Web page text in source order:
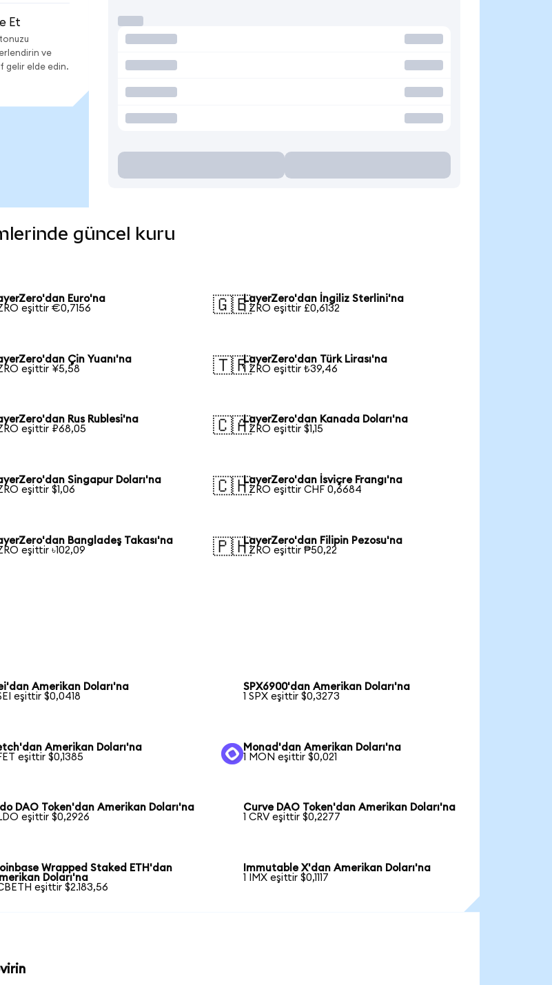
Et
ve
gelir elde edin.
güncel kuru
Euro'na
eşittir €0,7156
🇬🇧LayerZero'dan İngiliz Sterlini'na
1 ZRO eşittir £0,6132
Çin Yuanı'na
eşittir ¥5,58
🇹🇷LayerZero'dan Türk Lirası'na
1 ZRO eşittir ₺39,46
Rus Rublesi'na
eşittir ₽68,05
🇨🇦LayerZero'dan Kanada Doları'na
1 ZRO eşittir $1,15
Singapur Doları'na
eşittir $1,06
🇨🇭LayerZero'dan İsviçre Frangı'na
1 ZRO eşittir CHF 0,6684
Bangladeş Takası'na
eşittir ৳102,09
🇵🇭LayerZero'dan Filipin Pezosu'na
1 ZRO eşittir ₱50,22
Amerikan Doları'na
eşittir $0,0418
SPX6900'dan Amerikan Doları'na
1 SPX eşittir $0,3273
Amerikan Doları'na
eşittir $0,1385
Monad'dan Amerikan Doları'na
1 MON eşittir $0,021
DAO Token'dan Amerikan Doları'na
eşittir $0,2926
Curve DAO Token'dan Amerikan Doları'na
1 CRV eşittir $0,2277
Wrapped Staked ETH'dan
Doları'na
eşittir $2.183,56
Immutable X'dan Amerikan Doları'na
1 IMX eşittir $0,1117